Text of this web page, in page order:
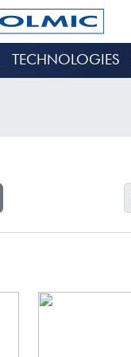
TECHNOLOGIES